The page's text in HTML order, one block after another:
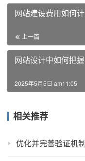
网站建设费用如何
上一篇
网站设计中如何把
2025年5月5日 am11:05
相关推荐
优化并完善验证机制